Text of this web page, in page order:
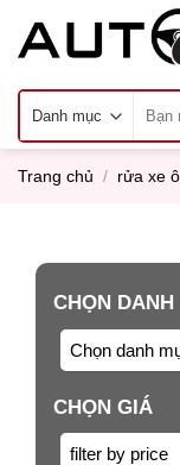
kiếm:
Trang chủ / rửa xe
CHỌN DANH
Chọn danh
CHỌN GIÁ
filter by price